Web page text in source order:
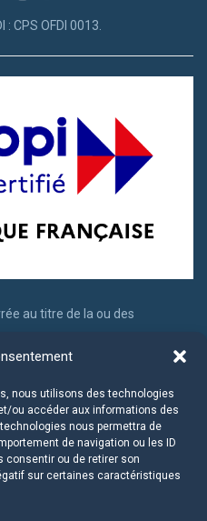
nous utilisons des technologies
ou accéder aux informations des
nous permettra de
de navigation ou les ID
consentir ou de retirer son
sur certaines caractéristiques
CPS OFDI 0013.
au titre de la ou des